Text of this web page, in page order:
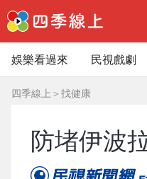
娛樂看過來 民視戲劇
四季線上 ＞ 找健康
防堵伊波